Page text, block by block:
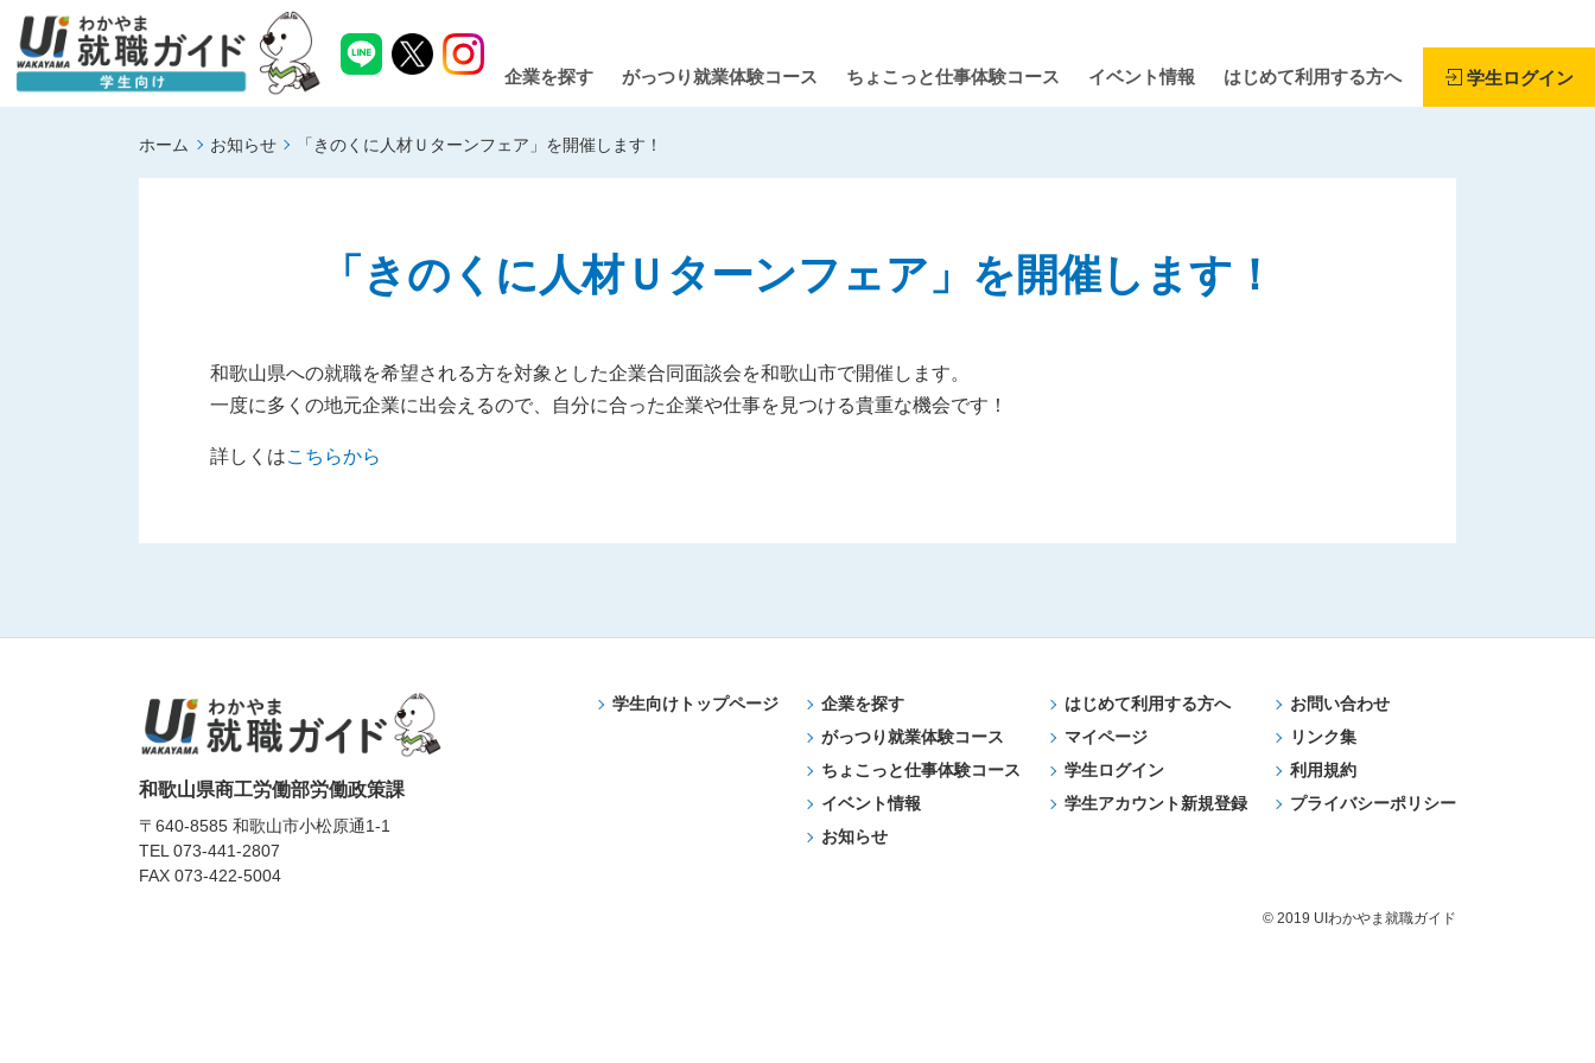
企業を探す がっつり就業体験コース ちょこっと仕事体験コース イベント情報 はじめて利用する方へ 学生ログイン
ホーム お知らせ 「きのくに人材Ｕターンフェア」を開催します！
「きのくに人材Ｕターンフェア」を開催します！
和歌山県への就職を希望される方を対象とした企業合同面談会を和歌山市で開催します。
一度に多くの地元企業に出会えるので、自分に合った企業や仕事を見つける貴重な機会です！
詳しくはこちらから
和歌山県商工労働部労働政策課
〒640-8585 和歌山市小松原通1-1
TEL 073-441-2807
FAX 073-422-5004
学生向けトップページ
企業を探す
がっつり就業体験コース
ちょこっと仕事体験コース
イベント情報
お知らせ
はじめて利用する方へ
マイページ
学生ログイン
学生アカウント新規登録
お問い合わせ
リンク集
利用規約
プライバシーポリシー
© 2019 UIわかやま就職ガイド